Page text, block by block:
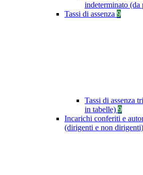
indeterminato (da
Tassi di assenza 9
Tassi di assenza
in tabelle) 9
Incarichi conferiti e
(dirigenti e non dirigenti)